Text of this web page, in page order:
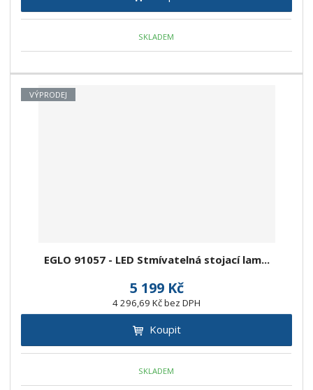
SKLADEM
VÝPRODEJ
EGLO 91057 - LED Stmívatelná stojací lam...
5 199 Kč
4 296,69 Kč bez DPH
Koupit
SKLADEM